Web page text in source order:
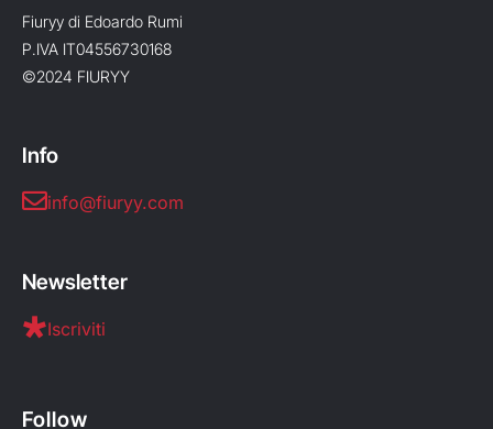
Fiuryy di Edoardo Rumi
P.IVA IT04556730168
©2024 FIURYY
Info
info@fiuryy.com
Newsletter
Iscriviti
Follow